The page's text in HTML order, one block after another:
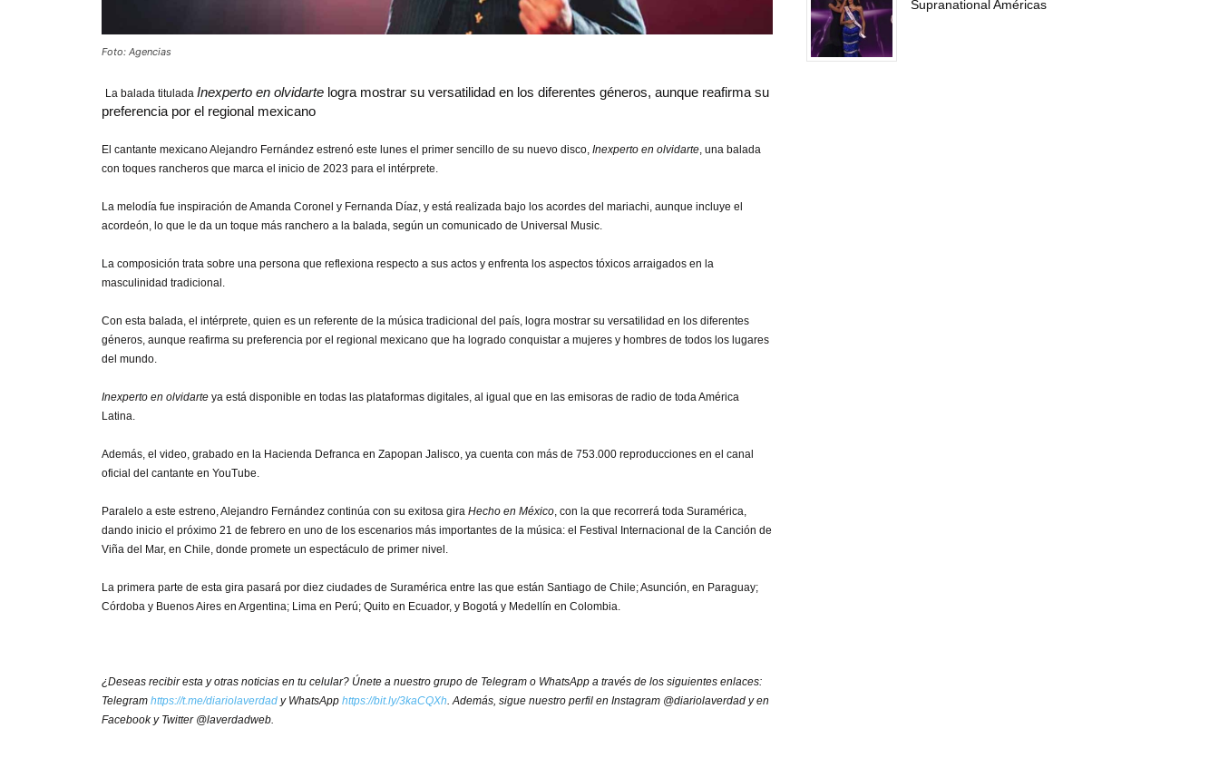
Foto: Agencias
La balada titulada Inexperto en olvidarte logra mostrar su versatilidad en los diferentes géneros, aunque reafirma su
preferencia por el regional mexicano
El cantante mexicano Alejandro Fernández estrenó este lunes el primer sencillo de su nuevo disco, Inexperto en olvidarte, una balada
con toques rancheros que marca el inicio de 2023 para el intérprete.
La melodía fue inspiración de Amanda Coronel y Fernanda Díaz, y está realizada bajo los acordes del mariachi, aunque incluye el
acordeón, lo que le da un toque más ranchero a la balada, según un comunicado de Universal Music.
La composición trata sobre una persona que reflexiona respecto a sus actos y enfrenta los aspectos tóxicos arraigados en la
masculinidad tradicional.
Con esta balada, el intérprete, quien es un referente de la música tradicional del país, logra mostrar su versatilidad en los diferentes
géneros, aunque reafirma su preferencia por el regional mexicano que ha logrado conquistar a mujeres y hombres de todos los lugares
del mundo.
Inexperto en olvidarte ya está disponible en todas las plataformas digitales, al igual que en las emisoras de radio de toda América
Latina.
Además, el video, grabado en la Hacienda Defranca en Zapopan Jalisco, ya cuenta con más de 753.000 reproducciones en el canal
oficial del cantante en YouTube.
Paralelo a este estreno, Alejandro Fernández continúa con su exitosa gira Hecho en México, con la que recorrerá toda Suramérica,
dando inicio el próximo 21 de febrero en uno de los escenarios más importantes de la música: el Festival Internacional de la Canción de
Viña del Mar, en Chile, donde promete un espectáculo de primer nivel.
La primera parte de esta gira pasará por diez ciudades de Suramérica entre las que están Santiago de Chile; Asunción, en Paraguay;
Córdoba y Buenos Aires en Argentina; Lima en Perú; Quito en Ecuador, y Bogotá y Medellín en Colombia.
¿Deseas recibir esta y otras noticias en tu celular? Únete a nuestro grupo de Telegram o WhatsApp a través de los siguientes enlaces:
Telegram https://t.me/diariolaverdad y WhatsApp https://bit.ly/3kaCQXh. Además, sigue nuestro perfil en Instagram @diariolaverdad y en
Facebook y Twitter @laverdadweb.
Supranational Américas